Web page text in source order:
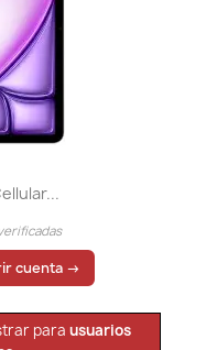
cuenta →
para usuarios